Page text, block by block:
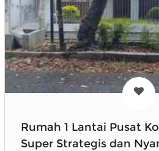
Rumah 1 Lantai Pusat
Super Strategis dan